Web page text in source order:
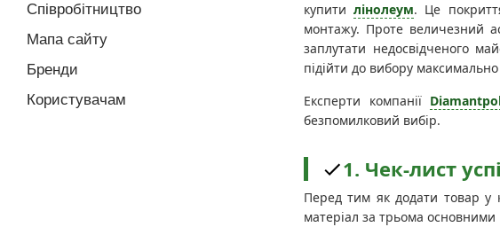
купитилінолеум. Це
монтажу. Проте величезний
заплутати недосвідченого
підійти до вибору
Експерти компанії
безпомилковий вибір.
1. Чек-лист
Перед тим як додати товар у
матеріал за трьома
Співробітництво
Мапа сайту
Бренди
Користувачам